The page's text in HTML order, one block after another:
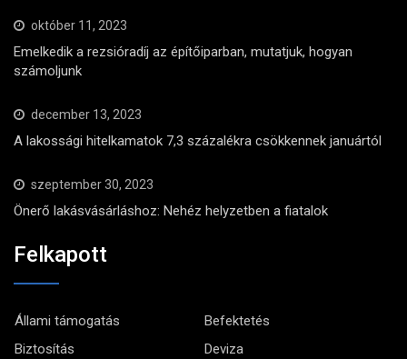
október 11, 2023
Emelkedik a rezsióradíj az építőiparban, mutatjuk, hogyan
számoljunk
december 13, 2023
A lakossági hitelkamatok 7,3 százalékra csökkennek januártól
szeptember 30, 2023
Önerő lakásvásárláshoz: Nehéz helyzetben a fiatalok
Felkapott
Állami támogatás
Befektetés
Biztosítás
Deviza